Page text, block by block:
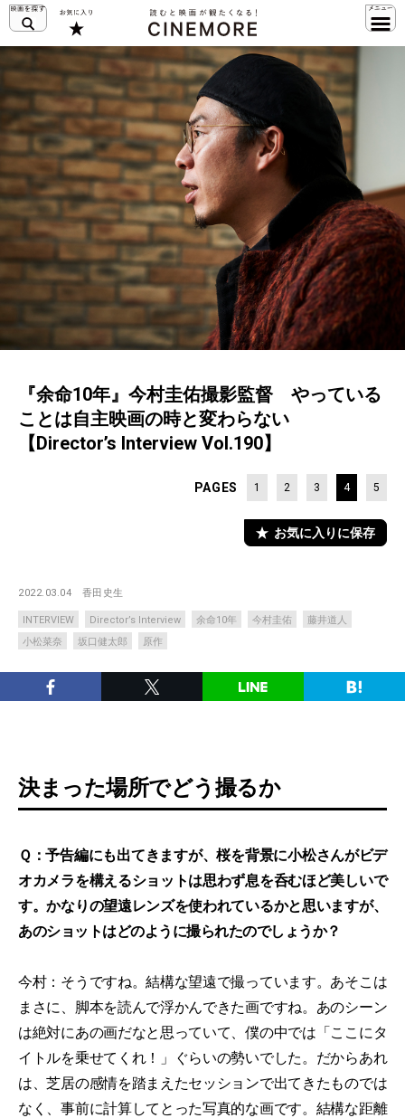
『余命10年』今村圭佑撮影監督 やっている
ことは自主映画の時と変わらない
【Director’s Interview Vol.190】
PAGES 1 2 3 4 5
お気に入りに保存
2022.03.04 香田史生
INTERVIEW Director’s Interview 余命10年 今村圭佑
藤井道人
小松菜奈
坂口健太郎 原作
決まった場所でどう撮るか
Ｑ：予告編にも出てきますが、桜を背景に小松さんがビデ
オカメラを構えるショットは思わず息を呑むほど美しいで
す。かなりの望遠レンズを使われているかと思いますが、
あのショットはどのように撮られたのでしょうか？
今村：そうですね。結構な望遠で撮っています。あそこは
まさに、脚本を読んで浮かんできた画ですね。あのシーン
は絶対にあの画だなと思っていて、僕の中では「ここにタ
イトルを乗せてくれ！」ぐらいの勢いでした。だからあれ
は、芝居の感情を踏まえたセッションで出てきたものでは
なく、事前に計算してとった写真的な画です。結構な距離